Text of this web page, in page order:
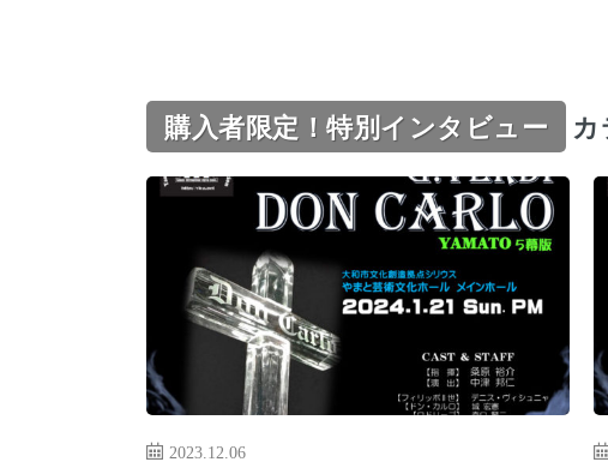
購入者限定！特別インタビュー
2023.12.06